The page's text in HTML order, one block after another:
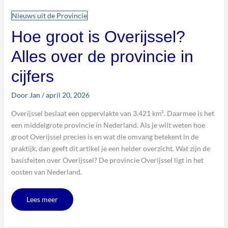
Nieuws uit de Provincie
Hoe groot is Overijssel?
Alles over de provincie in
cijfers
Door Jan /april 20, 2026
Overijssel beslaat een oppervlakte van 3.421 km². Daarmee is het
een middelgrote provincie in Nederland. Als je wilt weten hoe
groot Overijssel precies is en wat die omvang betekent in de
praktijk, dan geeft dit artikel je een helder overzicht. Wat zijn de
basisfeiten over Overijssel? De provincie Overijssel ligt in het
oosten van Nederland.
Lees meer